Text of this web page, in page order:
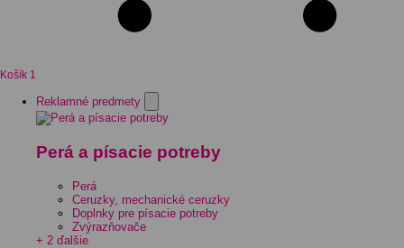
Košík 1
Reklamné predmety
Perá a písacie potreby
Perá
Ceruzky, mechanické ceruzky
Doplnky pre písacie potreby
Zvýrazňovače
+ 2 ďalšie